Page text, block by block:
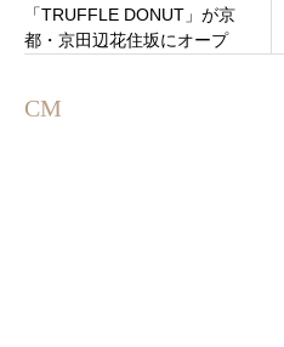
「TRUFFLE DONUT」が京
都・京田辺花住坂にオープ
CM